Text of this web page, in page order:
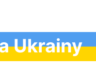
Ukrainy